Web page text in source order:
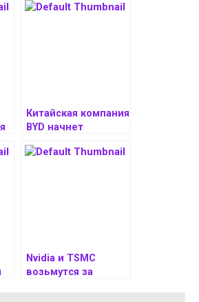
Китайская компания
BYD начнет
твердотельных
Nvidia и TSMC
возьмутся за